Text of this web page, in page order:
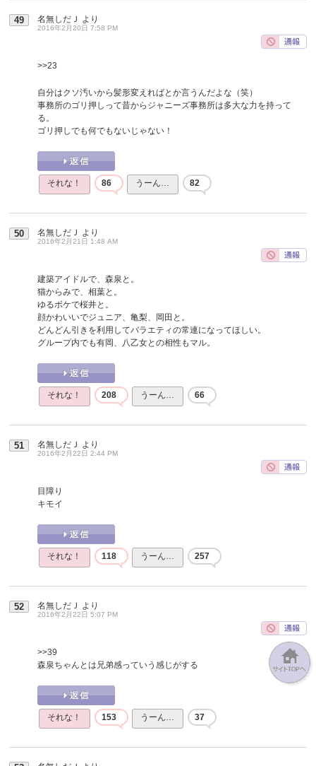
49 名無しだＪ より
2016年2月20日 7:58 PM
>>23
自分はクソ汚いから髪形変えればとか言うんだよな（笑）
事務所のゴリ押しって昔からジャニーズ事務所は多大な力を持って
る。
ゴリ押しでも何でもないじゃない！
それな！ 86 うーん… 82
50 名無しだＪ より
2016年2月21日 1:48 AM
建築アイドルで、森泉と。
猫からみで、相葉と。
ゆるボケで桜井と。
顔かわいいでジュニア、亀梨、岡田と。
どんどん引きを利用してバラエティの常連になってほしい。
グループ内でも有岡、八乙女との相性もマル。
それな！ 208 うーん… 66
51 名無しだＪ より
2016年2月22日 2:44 PM
目障り
キモイ
それな！ 118 うーん… 257
52 名無しだＪ より
2016年2月22日 5:07 PM
>>39
森泉ちゃんとは兄弟感っていう感じがする
それな！ 153 うーん… 37